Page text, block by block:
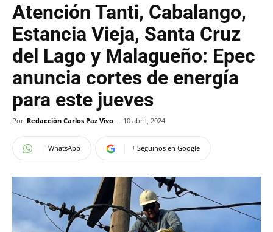
Atención Tanti, Cabalango,
Estancia Vieja, Santa Cruz
del Lago y Malagueño: Epec
anuncia cortes de energía
para este jueves
Por Redacción Carlos Paz Vivo - 10 abril, 2024
WhatsApp + Seguinos en Google